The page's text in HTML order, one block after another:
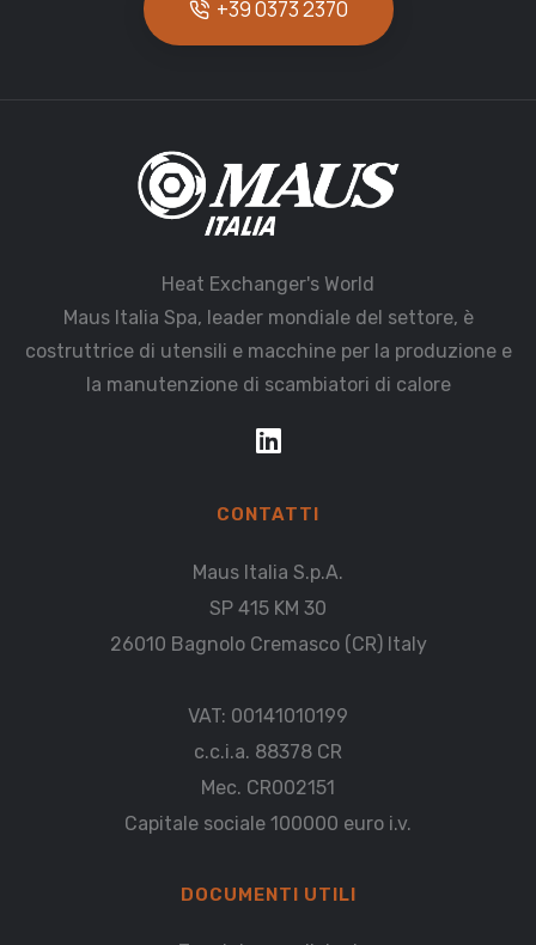
+39 0373 2370
Heat Exchanger's World
Maus Italia Spa, leader mondiale del settore, è
costruttrice di utensili e macchine per la produzione e
la manutenzione di scambiatori di calore
CONTATTI
Maus Italia S.p.A.
SP 415 KM 30
26010 Bagnolo Cremasco (CR) Italy
VAT: 00141010199
c.c.i.a. 88378 CR
Mec. CR002151
Capitale sociale 100000 euro i.v.
DOCUMENTI UTILI